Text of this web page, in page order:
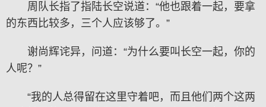
周队长指了指陆长空说道：“他也跟着一起，要拿
的东西比较多，三个人应该够了。”
谢尚辉诧异，问道：“为什么要叫长空一起，你的
人呢？”
“我的人总得留在这里守着吧，而且他们两个这两